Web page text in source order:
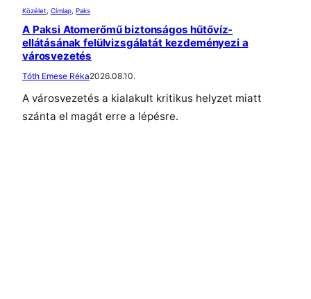
Közélet Címlap Paks
A Paksi Atomerőmű biztonságos hűtővíz-
ellátásának felülvizsgálatát kezdeményezi a
városvezetés
Tóth Emese Réka2026.08.10.
A városvezetés a kialakult kritikus helyzet miatt
szánta el magát erre a lépésre.